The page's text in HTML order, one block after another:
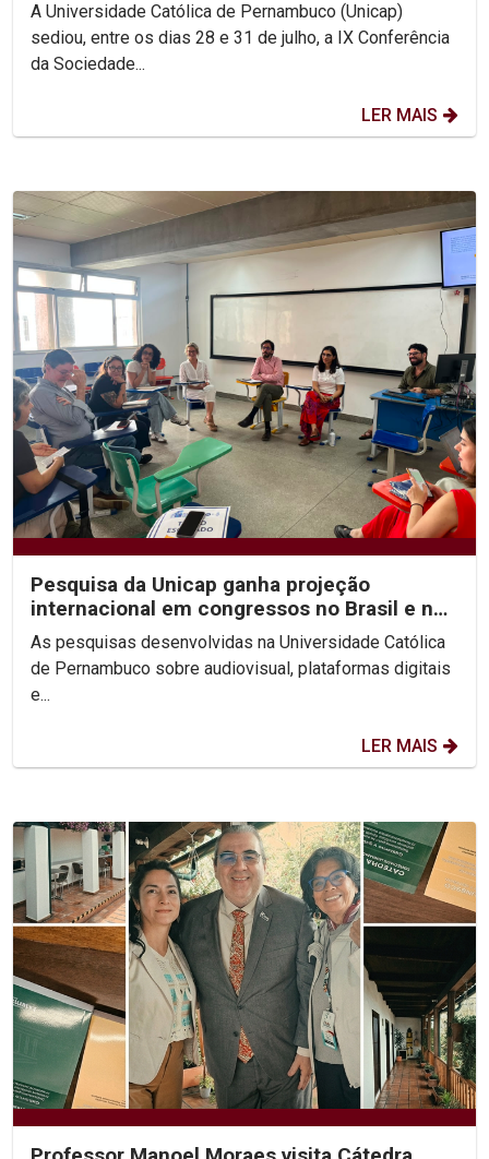
A Universidade Católica de Pernambuco (Unicap)
sediou, entre os dias 28 e 31 de julho, a IX Conferência
da Sociedade...
LER MAIS
Pesquisa da Unicap ganha projeção
internacional em congressos no Brasil e no
México
As pesquisas desenvolvidas na Universidade Católica
de Pernambuco sobre audiovisual, plataformas digitais
e...
LER MAIS